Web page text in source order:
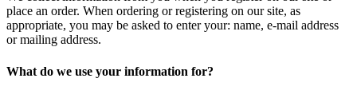
place an order. When ordering or registering on our site, as
appropriate, you may be asked to enter your: name, e-mail address
or mailing address.
What do we use your information for?